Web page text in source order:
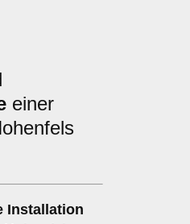
einer
Installation